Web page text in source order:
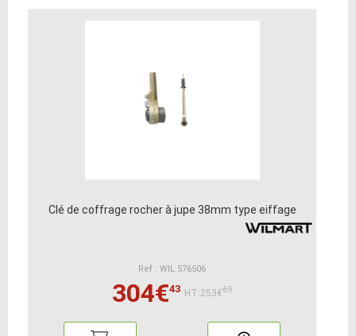
Clé de coffrage rocher à jupe 38mm type eiffage
Ref : WIL 576506
304€43 HT:253€69